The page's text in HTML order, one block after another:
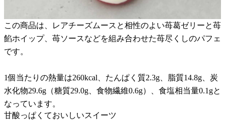
この商品は、レアチーズムースと相性のよい苺葛ゼリーと苺
餡ホイップ、苺ソースなどを組み合わせた苺尽くしのパフェ
です。
1個当たりの熱量は260kcal、たんぱく質2.3g、脂質14.8g、炭
水化物29.6g（糖質29.0g、食物繊維0.6g）、食塩相当量0.1gと
なっています。
甘酸っぱくておいしいスイーツ